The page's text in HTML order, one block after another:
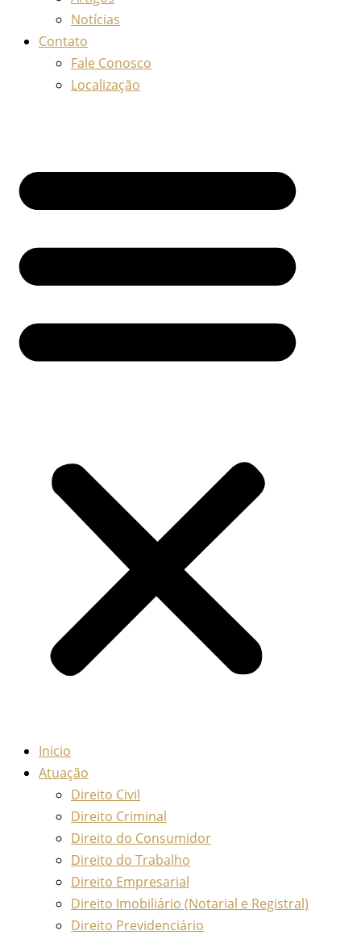
Notícias
Contato
Fale Conosco
Localização
Inicio
Atuação
Direito Civil
Direito Criminal
Direito do Consumidor
Direito do Trabalho
Direito Empresarial
Direito Imobiliário (Notarial e Registral)
Direito Previdenciário